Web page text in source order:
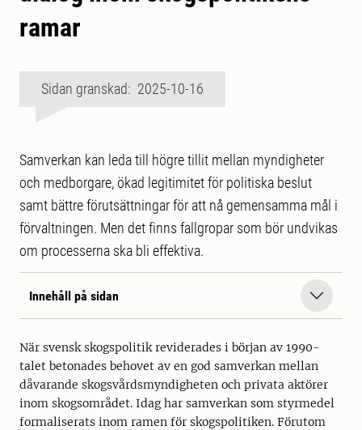
ramar
Sidan granskad: 2025-10-16
Samverkan kan leda till högre tillit mellan myndigheter
och medborgare, ökad legitimitet för politiska beslut
samt bättre förutsättningar för att nå gemensamma mål i
förvaltningen. Men det finns fallgropar som bör undvikas
om processerna ska bli effektiva.
Innehåll på sidan
När svensk skogspolitik reviderades i början av 1990-
talet betonades behovet av en god samverkan mellan
dåvarande skogsvårdsmyndigheten och privata aktörer
inom skogsområdet. Idag har samverkan som styrmedel
formaliserats inom ramen för skogspolitiken. Förutom